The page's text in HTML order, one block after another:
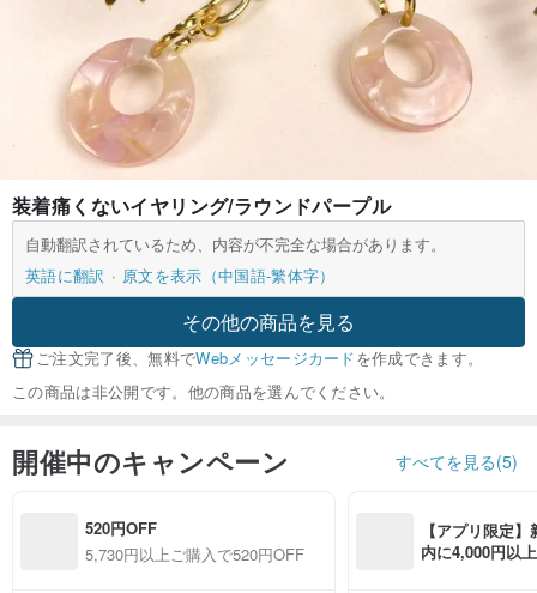
装着痛くないイヤリング/ラウンドパープル
自動翻訳されているため、内容が不完全な場合があります。
英語に翻訳
原文を表示（中国語-繁体字）
その他の商品を見る
ご注文完了後、無料でWebメッセージカードを作成できます。
この商品は非公開です。他の商品を選んでください。
開催中のキャンペーン すべてを見る(5)
520円OFF
5,730円以上ご購入で520円OFF
【アプリ限定
内に4,000円以